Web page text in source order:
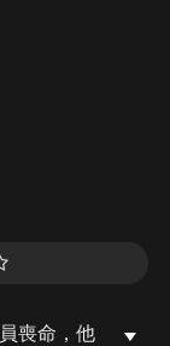
喪命，他